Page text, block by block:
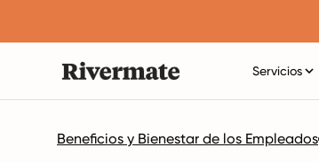
Servicios
Beneficios y Bienestar de los Empleados